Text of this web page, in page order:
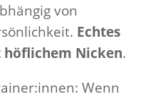
von
Echtes
Nicken.
Wenn